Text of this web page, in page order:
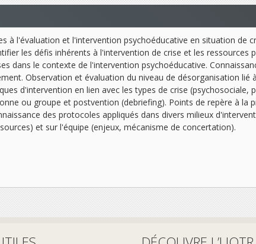
à l'évaluation et l'intervention psychoéducative en situation de
les défis inhérents à l'intervention de crise et les ressources
dans le contexte de l'intervention psychoéducative.
Observation et évaluation du niveau de désorganisation lié
d'intervention en lien avec les types de crise (psychosociale,
ou groupe et postvention (debriefing). Points de repère à la
des protocoles appliqués dans divers milieux
et sur l'équipe (enjeux, mécanisme de concertation).